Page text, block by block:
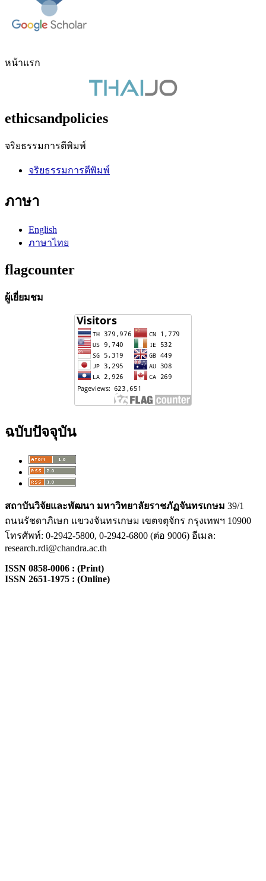
หน้าแรก
ethicsandpolicies
จริยธรรมการตีพิมพ์
จริยธรรมการตีพิมพ์
ภาษา
English
ภาษาไทย
flagcounter
ผู้เยี่ยมชม
ฉบับปัจจุบัน
สถาบันวิจัยและพัฒนา มหาวิทยาลัยราชภัฏจันทรเกษม 39/1
ถนนรัชดาภิเษก แขวงจันทรเกษม เขตจตุจักร กรุงเทพฯ 10900
โทรศัพท์: 0-2942-5800, 0-2942-6800 (ต่อ 9006) อีเมล:
research.rdi@chandra.ac.th
ISSN 0858-0006 : (Print)
ISSN 2651-1975 : (Online)